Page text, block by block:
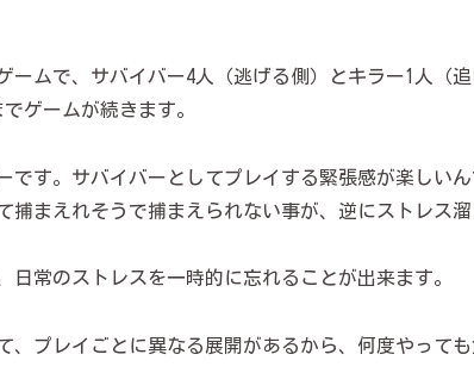
ームで、サバイバー4人（逃げる側）とキラー1人（
ゲームが続きます。
です。サバイバーとしてプレイする緊張感が楽しい
捕まえれそうで捕まえられない事が、逆にストレス溜
日常のストレスを一時的に忘れることが出来ます。
、プレイごとに異なる展開があるから、何度やっても